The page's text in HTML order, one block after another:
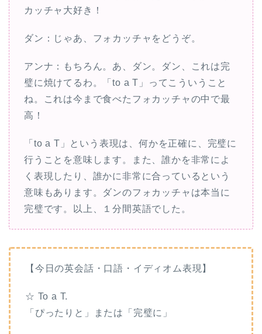
カッチャ大好き！
ダン：じゃあ、フォカッチャをどうぞ。
アンナ：もちろん。あ、ダン。ダン、これは完
璧に焼けてるわ。「to a T」ってこういうこと
ね。これは今まで食べたフォカッチャの中で最
高！
「to a T」という表現は、何かを正確に、完璧に
行うことを意味します。また、誰かを非常によ
く表現したり、誰かに非常に合っているという
意味もあります。ダンのフォカッチャは本当に
完璧です。以上、１分間英語でした。
【今日の英会話・口語・イディオム表現】
☆ To a T.
「ぴったりと」または「完璧に」